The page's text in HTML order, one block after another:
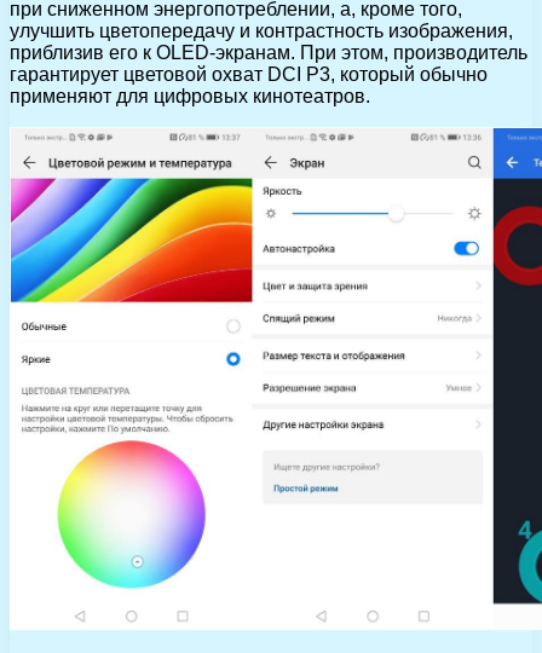
при сниженном энергопотреблении, а, кроме того,
улучшить цветопередачу и контрастность изображения,
приблизив его к OLED-экранам. При этом, производитель
гарантирует цветовой охват DCI P3, который обычно
применяют для цифровых кинотеатров.